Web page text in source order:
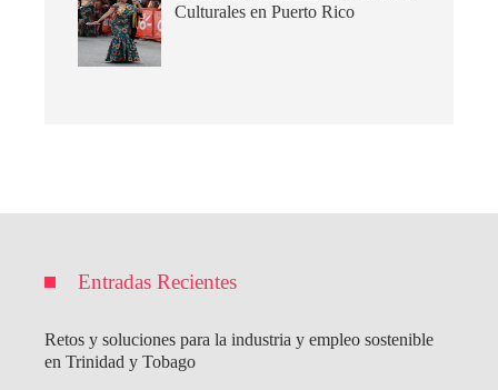
Culturales en Puerto Rico
Entradas Recientes
Retos y soluciones para la industria y empleo sostenible
en Trinidad y Tobago